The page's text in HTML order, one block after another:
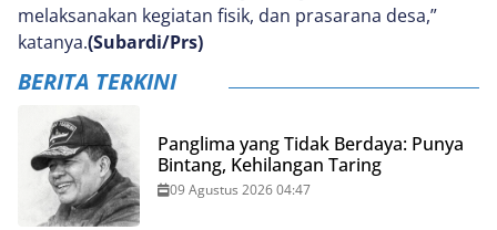
melaksanakan kegiatan fisik, dan prasarana desa,”
katanya.(Subardi/Prs)
BERITA TERKINI
Panglima yang Tidak Berdaya: Punya
Bintang, Kehilangan Taring
09 Agustus 2026 04:47